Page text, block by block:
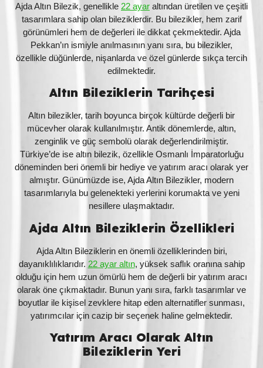
Ajda Altın Bilezik, genellikle 22 ayar altından üretilen ve çeşitli
tasarımlara sahip olan bileziklerdir. Bu bilezikler, hem zarif
görünümleri hem de değerleri ile dikkat çekmektedir. Ajda
Pekkan’ın ismiyle anılmasının yanı sıra, bu bilezikler,
özellikle düğünlerde, nişanlarda ve özel günlerde sıkça tercih
edilmektedir.
Altın Bileziklerin Tarihçesi
Altın bilezikler, tarih boyunca birçok kültürde değerli bir
mücevher olarak kullanılmıştır. Antik dönemlerde, altın,
zenginlik ve güç sembolü olarak değerlendirilmiştir.
Türkiye’de ise altın bilezik, özellikle Osmanlı İmparatorluğu
döneminden beri önemli bir hediye ve yatırım aracı olarak yer
almıştır. Günümüzde ise, Ajda Altın Bilezikler, modern
tasarımlarıyla bu gelenekteki yerlerini korumakta ve yeni
nesillere ulaşmaktadır.
Ajda Altın Bileziklerin Özellikleri
Ajda Altın Bileziklerin en önemli özelliklerinden biri,
dayanıklılıklarıdır. 22 ayar altın, yüksek saflık oranına sahip
olduğu için hem uzun ömürlü hem de değerli bir yatırım aracı
olarak öne çıkmaktadır. Bunun yanı sıra, farklı tasarımlar ve
boyutlar ile kişisel zevklere hitap eden alternatifler sunması,
yatırımcılar için cazip bir seçenek haline gelmektedir.
Yatırım Aracı Olarak Altın
Bileziklerin Yeri